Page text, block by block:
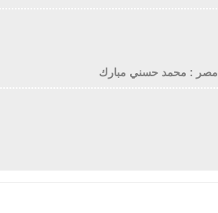
مصر : محمد حسني مبارك